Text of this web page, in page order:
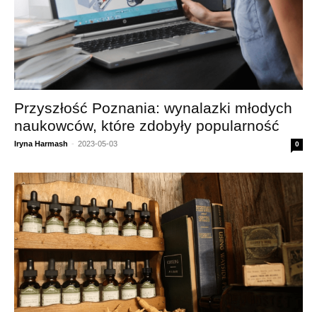
Przyszłość Poznania: wynalazki młodych
naukowców, które zdobyły popularność
Iryna Harmash - 2023-05-03 0